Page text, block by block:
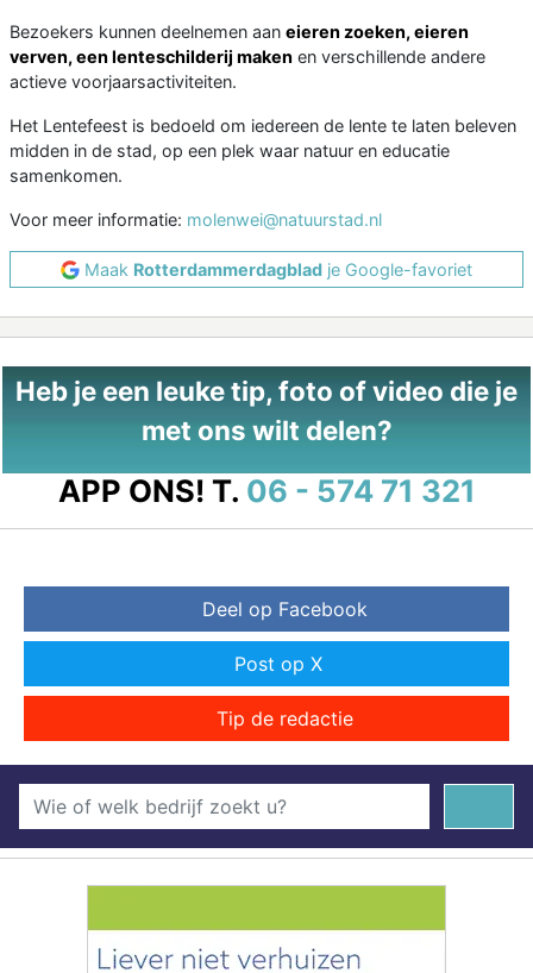
Bezoekers kunnen deelnemen aan eieren zoeken, eieren
verven, een lenteschilderij maken en verschillende andere
actieve voorjaarsactiviteiten.
Het Lentefeest is bedoeld om iedereen de lente te laten beleven
midden in de stad, op een plek waar natuur en educatie
samenkomen.
Voor meer informatie: molenwei@natuurstad.nl
Maak Rotterdammerdagblad je Google-favoriet
Heb je een leuke tip, foto of video die je
met ons wilt delen?
APP ONS! T. 06 - 574 71 321
Deel op Facebook
Post op X
Tip de redactie